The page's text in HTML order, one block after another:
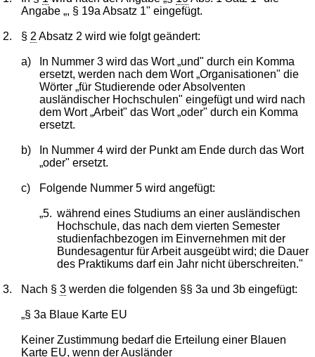
Angabe „, § 19a Absatz 1" eingefügt.
2. § 2 Absatz 2 wird wie folgt geändert:
a)
In Nummer 3 wird das Wort „und" durch ein Komma
ersetzt, werden nach dem Wort „Organisationen" die
Wörter „für Studierende oder Absolventen
ausländischer Hochschulen" eingefügt und wird nach
dem Wort „Arbeit" das Wort „oder" durch ein Komma
ersetzt.
b)
In Nummer 4 wird der Punkt am Ende durch das Wort
„oder" ersetzt.
c) Folgende Nummer 5 wird angefügt:
„5. während eines Studiums an einer ausländischen
Hochschule, das nach dem vierten Semester
studienfachbezogen im Einvernehmen mit der
Bundesagentur für Arbeit ausgeübt wird; die Dauer
des Praktikums darf ein Jahr nicht überschreiten."
3. Nach §3 werden die folgenden §§ 3a und 3b eingefügt:
„§ 3a Blaue Karte EU
Keiner Zustimmung bedarf die Erteilung einer Blauen
Karte EU, wenn der Ausländer